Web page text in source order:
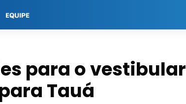
EQUIPE
para o vestibular
Tauá